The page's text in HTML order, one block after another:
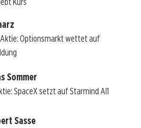
Optionsmarkt wettet auf
Sommer
SpaceX setzt auf Starmind AI1
Sasse